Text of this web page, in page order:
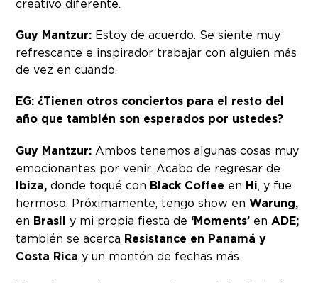
creativo diferente.
Guy Mantzur: Estoy de acuerdo. Se siente muy
refrescante e inspirador trabajar con alguien más
de vez en cuando.
EG: ¿Tienen otros conciertos para el resto del
año que también son esperados por ustedes?
Guy Mantzur: Ambos tenemos algunas cosas muy
emocionantes por venir. Acabo de regresar de
Ibiza, donde toqué con Black Coffee en Hi, y fue
hermoso. Próximamente, tengo show enWarung,
en Brasil y mi propia fiesta de ‘Moments’ en ADE;
también se acerca Resistance en Panamá y
Costa Rica y un montón de fechas más.